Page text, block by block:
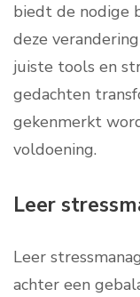
biedt de nodige
deze
juiste tools en
gedachten
gekenmerkt
voldoening.
Leer
Leer
achter een